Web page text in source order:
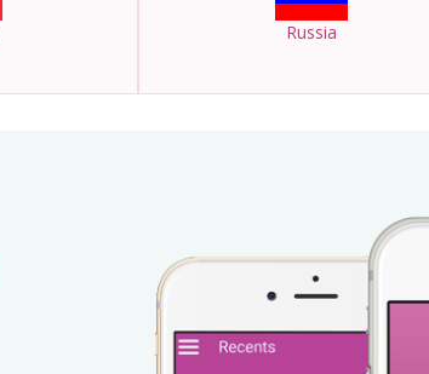
Russia